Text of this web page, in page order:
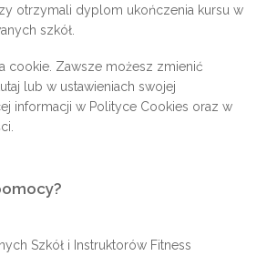
otrzymali dyplom ukończenia kursu w
szkół.
cookie. Zawsze możesz zmienić
lub w ustawieniach swojej
informacji w Polityce Cookies oraz w
Szkół i Instruktorów Fitness